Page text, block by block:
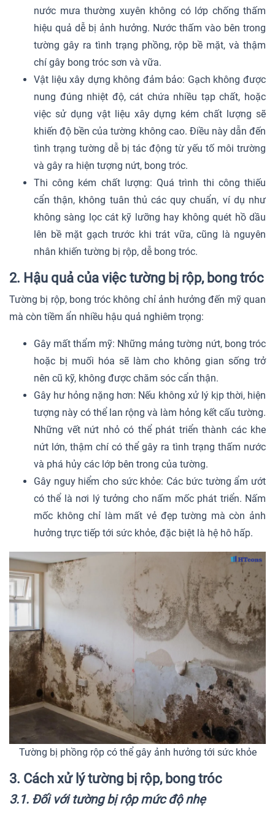
nước mưa thường xuyên không có lớp chống thấm
hiệu quả dễ bị ảnh hưởng. Nước thấm vào bên trong
tường gây ra tình trạng phồng, rộp bề mặt, và thậm
chí gây bong tróc sơn và vữa.
Vật liệu xây dựng không đảm bảo: Gạch không được
nung đúng nhiệt độ, cát chứa nhiều tạp chất, hoặc
việc sử dụng vật liệu xây dựng kém chất lượng sẽ
khiến độ bền của tường không cao. Điều này dẫn đến
tình trạng tường dễ bị tác động từ yếu tố môi trường
và gây ra hiện tượng nứt, bong tróc.
Thi công kém chất lượng: Quá trình thi công thiếu
cẩn thận, không tuân thủ các quy chuẩn, ví dụ như
không sàng lọc cát kỹ lưỡng hay không quét hồ dầu
lên bề mặt gạch trước khi trát vữa, cũng là nguyên
nhân khiến tường bị rộp, dễ bong tróc.
2. Hậu quả của việc tường bị rộp, bong tróc
Tường bị rộp, bong tróc không chỉ ảnh hưởng đến mỹ quan
mà còn tiềm ẩn nhiều hậu quả nghiêm trọng:
Gây mất thẩm mỹ: Những mảng tường nứt, bong tróc
hoặc bị muối hóa sẽ làm cho không gian sống trở
nên cũ kỹ, không được chăm sóc cẩn thận.
Gây hư hỏng nặng hơn: Nếu không xử lý kịp thời, hiện
tượng này có thể lan rộng và làm hỏng kết cấu tường.
Những vết nứt nhỏ có thể phát triển thành các khe
nứt lớn, thậm chí có thể gây ra tình trạng thấm nước
và phá hủy các lớp bên trong của tường.
Gây nguy hiểm cho sức khỏe: Các bức tường ẩm ướt
có thể là nơi lý tưởng cho nấm mốc phát triển. Nấm
mốc không chỉ làm mất vẻ đẹp tường mà còn ảnh
hưởng trực tiếp tới sức khỏe, đặc biệt là hệ hô hấp.
Tường bị phồng rộp có thể gây ảnh hưởng tới sức khỏe
3. Cách xử lý tường bị rộp, bong tróc
3.1. Đối với tường bị rộp mức độ nhẹ